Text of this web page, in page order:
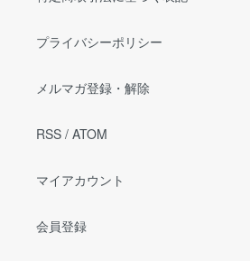
プライバシーポリシー
メルマガ登録・解除
RSS / ATOM
マイアカウント
会員登録